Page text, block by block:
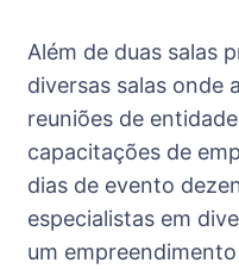
Além de duas salas
diversas salas onde
reuniões de
capacitações de
dias de evento
especialistas em
um